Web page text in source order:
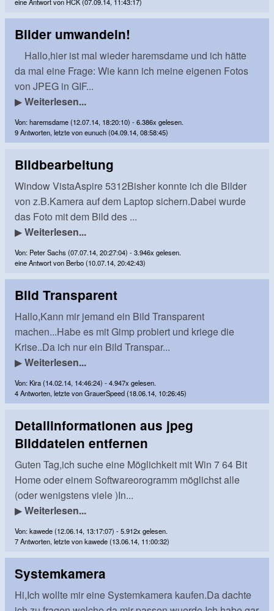
Bilder umwandeln!
Hallo,hier ist mal wieder haremsdame und ich hätte
da mal eine Frage: Wie kann ich meine eigenen Fotos
von JPEG in GIF...
▶Weiterlesen...
Von: haremsdame (12.07.14, 18:20:10) - 6.386x gelesen.
9 Antworten, letzte von eunuch (04.09.14, 08:58:45)
Bildbearbeitung
Window VistaAspire 5312Bisher konnte ich die Bilder
von z.B.Kamera auf dem Laptop sichern.Dabei wurde
das Foto mit dem Bild des ...
▶Weiterlesen...
Von: Peter Sachs (07.07.14, 20:27:04) - 3.946x gelesen.
eine Antwort von Berbo (10.07.14, 20:42:43)
Bild Transparent
Hallo,Kann mir jemand ein Bild Transparent
machen...Habe es mit Gimp probiert und kriege die
Krise..Da ich nur ein Bild Transpar...
▶Weiterlesen...
Von: Kira (14.02.14, 14:46:24) - 4.947x gelesen.
4 Antworten, letzte von GrauerSpeed (18.06.14, 10:26:45)
Detailinformationen aus jpeg
Bilddateien entfernen
Guten Tag,ich suche eine Möglichkeit mit Win 7 64 Bit
Home oder einem Softwareorogramm möglichst alle
(oder wenigstens viele )In...
▶Weiterlesen...
Von: kawede (12.06.14, 13:17:07) - 5.912x gelesen.
7 Antworten, letzte von kawede (13.06.14, 11:00:32)
Systemkamera
Hi,Ich wollte mir eine Systemkamera kaufen.Da dachte